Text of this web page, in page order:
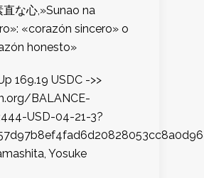
直な心,»Sunao na
«corazón sincero» o
honesto»
169.19 USDC ->>
BALANCE-
USD-04-21-3?
Yosuke